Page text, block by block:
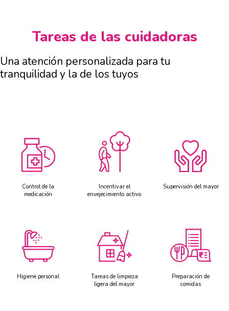
Tareas de las cuidadoras
Una atención personalizada para tu
tranquilidad y la de los tuyos
Control de la
medicación
Incentivar el
envejecimiento activo
Supervisión del mayor
Higiene personal
Tareas de limpieza
ligera del mayor
Preparación de
comidas